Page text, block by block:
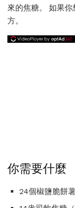
來的焦糖。 如果
方。
你需要什麼
24個椒鹽脆餅